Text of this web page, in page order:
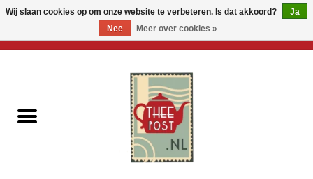
Losse thee
Wij slaan cookies op om onze website te verbeteren. Is dat akkoord?
Ja
Nee
Meer over cookies »